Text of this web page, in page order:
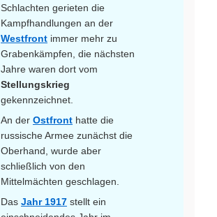
Schlachten gerieten die
Kampfhandlungen an der
Westfront immer mehr zu
Grabenkämpfen, die nächsten
Jahre waren dort vom
Stellungskrieg
gekennzeichnet.
An der Ostfront hatte die
russische Armee zunächst die
Oberhand, wurde aber
schließlich von den
Mittelmächten geschlagen.
Das Jahr 1917 stellt ein